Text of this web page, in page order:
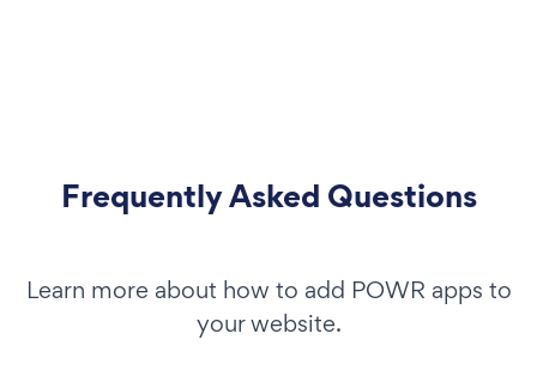
Frequently Asked Questions
Learn more about how to add POWR apps to
your website.